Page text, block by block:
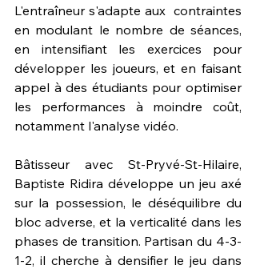
L'entraîneur s'adapte aux  contraintes
en modulant le nombre de séances,
en intensifiant les exercices pour
développer les joueurs, et en faisant
appel à des étudiants pour optimiser
les performances à moindre coût,
notamment l'analyse vidéo.
Bâtisseur avec St-Pryvé-St-Hilaire,
Baptiste Ridira développe un jeu axé
sur la possession, le déséquilibre du
bloc adverse, et la verticalité dans les
phases de transition. Partisan du 4-3-
1-2, il cherche à densifier le jeu dans